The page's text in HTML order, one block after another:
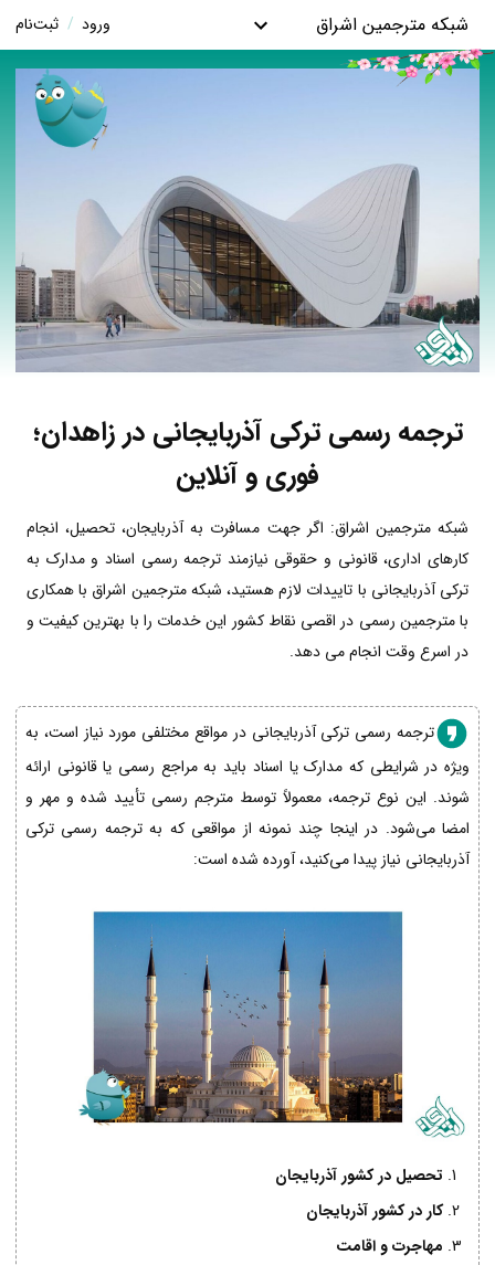
شبکه مترجمین اشراق ورود / ثبت‌نام
ترجمه رسمی ترکی آذربایجانی در زاهدان؛
فوری و آنلاین
شبکه مترجمین اشراق: اگر جهت مسافرت به آذربایجان، تحصیل، انجام
کارهای اداری، قانونی و حقوقی نیازمند ترجمه رسمی اسناد و مدارک به
ترکی آذربایجانی با تاییدات لازم هستید، شبکه مترجمین اشراق با همکاری
با مترجمین رسمی در اقصی نقاط کشور این خدمات را با بهترین کیفیت و
در اسرع وقت انجام می دهد.
ترجمه رسمی ترکی آذربایجانی در مواقع مختلفی مورد نیاز است، به
ویژه در شرایطی که مدارک یا اسناد باید به مراجع رسمی یا قانونی ارائه
شوند. این نوع ترجمه، معمولاً توسط مترجم رسمی تأیید شده و مهر و
امضا می‌شود. در اینجا چند نمونه از مواقعی که به ترجمه رسمی ترکی
آذربایجانی نیاز پیدا می‌کنید، آورده شده است:
تحصیل در کشور آذربایجان
کار در کشور آذربایجان
مهاجرت و اقامت